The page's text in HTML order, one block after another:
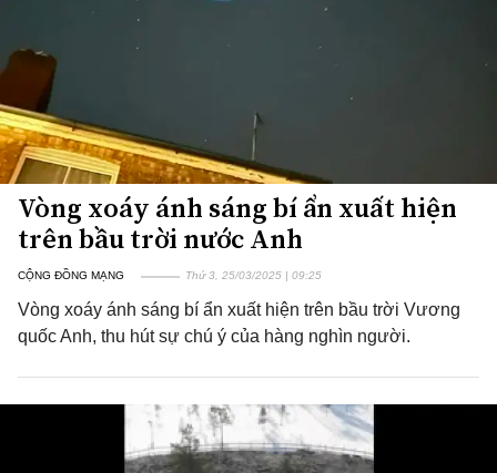
Vòng xoáy ánh sáng bí ẩn xuất hiện
trên bầu trời nước Anh
CỘNG ĐỒNG MẠNG Thứ 3, 25/03/2025 | 09:25
Vòng xoáy ánh sáng bí ẩn xuất hiện trên bầu trời Vương
quốc Anh, thu hút sự chú ý của hàng nghìn người.